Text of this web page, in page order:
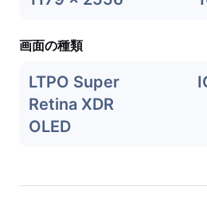
画面の種類
LTPO Super
Retina XDR
OLED